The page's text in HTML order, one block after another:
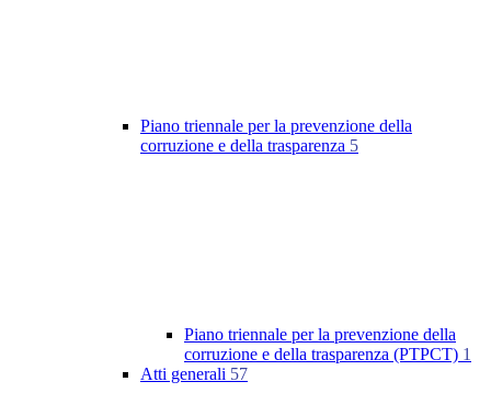
Piano triennale per la prevenzione della
corruzione e della trasparenza 5
Piano triennale per la prevenzione della
corruzione e della trasparenza (PTPCT) 1
Atti generali 57